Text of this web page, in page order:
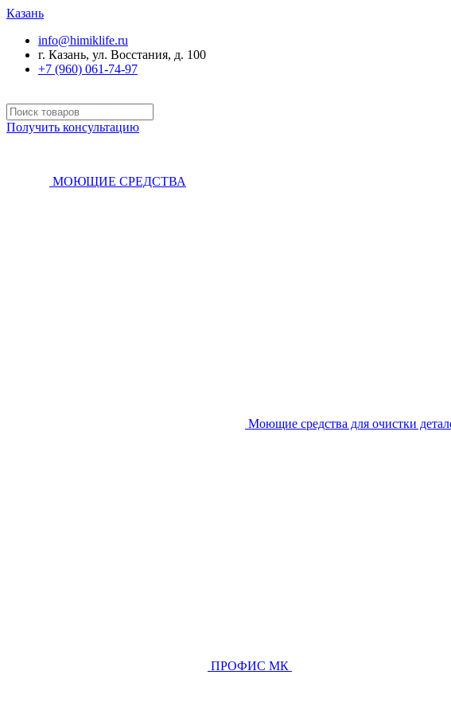
Казань
info@himiklife.ru
г. Казань, ул. Восстания, д. 100
+7 (960) 061-74-97
Получить консультацию
МОЮЩИЕ СРЕДСТВА
Моющие средства для очистки
ПРОФИС МК